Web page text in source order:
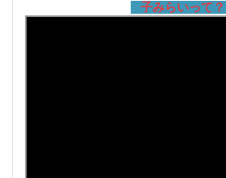
子みらいって？